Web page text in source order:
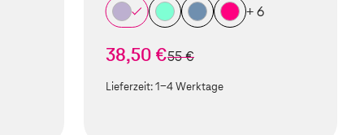
+ 6
38,50 €statt
55 €
Lieferzeit:1-4 Werktage